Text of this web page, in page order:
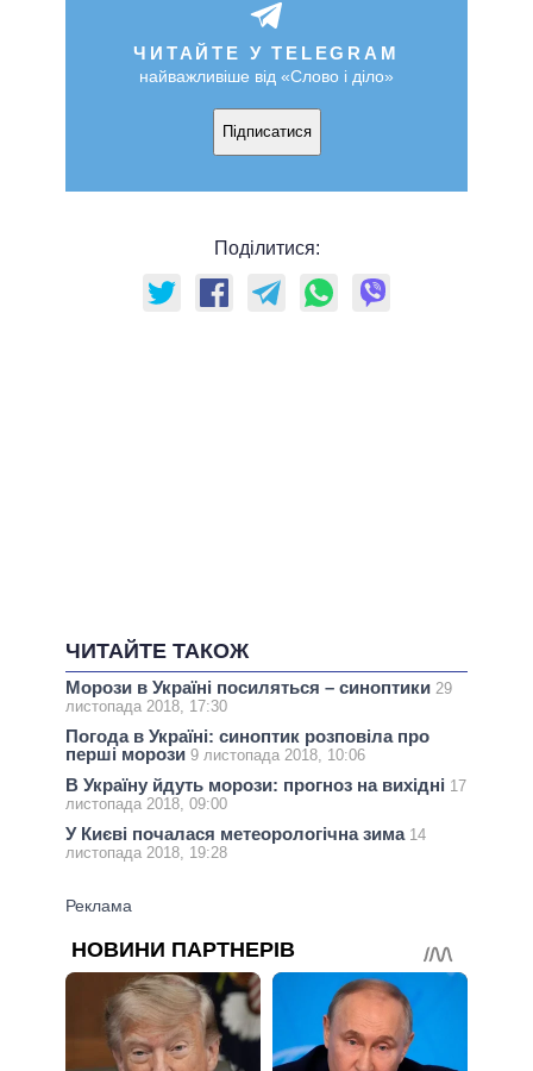
ЧИТАЙТЕ У TELEGRAM
найважливіше від «Слово і діло»
Підписатися
Поділитися:
ЧИТАЙТЕ ТАКОЖ
Морози в Україні посиляться – синоптики 29
листопада 2018, 17:30
Погода в Україні: синоптик розповіла про
перші морози 9 листопада 2018, 10:06
В Україну йдуть морози: прогноз на вихідні 17
листопада 2018, 09:00
У Києві почалася метеорологічна зима 14
листопада 2018, 19:28